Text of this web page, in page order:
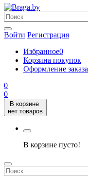
Войти Регистрация
Избранное0
Корзина покупок
Оформление заказа
0
0
В корзине
нет товаров
В корзине пусто!